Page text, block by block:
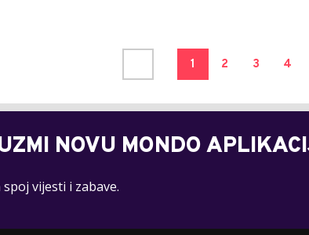
1 2 3 4
NOVU MONDO
spoj vijesti i zabave.